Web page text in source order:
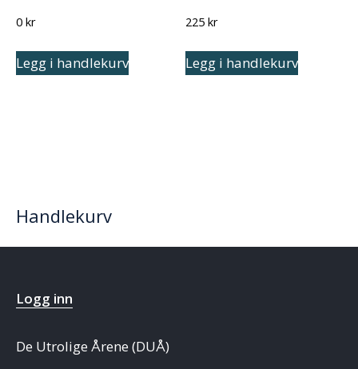
0 kr
Legg i handlekurv
225kr
Legg i handlekurv
Handlekurv
Logg inn
De Utrolige Årene (DUÅ)